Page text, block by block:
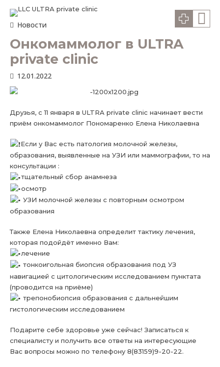
Новости
Онкомаммолог в ULTRA
private clinic
12.01.2022
Друзья, с 11 января в ULTRA private clinic начинает вести
приём онкомаммолог Пономаренко Елена Николаевна
Если у Вас есть патология молочной железы,
образования, выявленные на УЗИ или маммографии, то на
консультации :
тщательный сбор анамнеза
осмотр
УЗИ молочной железы с повторным осмотром
образования
Также Елена Николаевна определит тактику лечения,
которая подойдёт именно Вам:
лечение
тонкоигольная биопсия образования под УЗ
навигацией с цитологическим исследованием пунктата
(проводится на приёме)
трепонобиопсия образования с дальнейшим
гистологическим исследованием
Подарите себе здоровье уже сейчас! Записаться к
специалисту и получить все ответы на интересующие
Вас вопросы можно по телефону 8(83159)9-20-22.